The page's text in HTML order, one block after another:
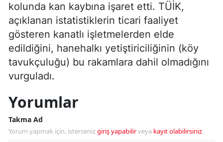
kolunda kan kaybına işaret etti. TÜİK,
açıklanan istatistiklerin ticari faaliyet
gösteren kanatlı işletmelerden elde
edildiğini, hanehalkı yetiştiriciliğinin (köy
tavukçuluğu) bu rakamlara dahil olmadığını
vurguladı.
Yorumlar
Takma Ad
Yorum yapmak için, istersenizgiriş yapabilirveya kayıt olabilirsiniz.